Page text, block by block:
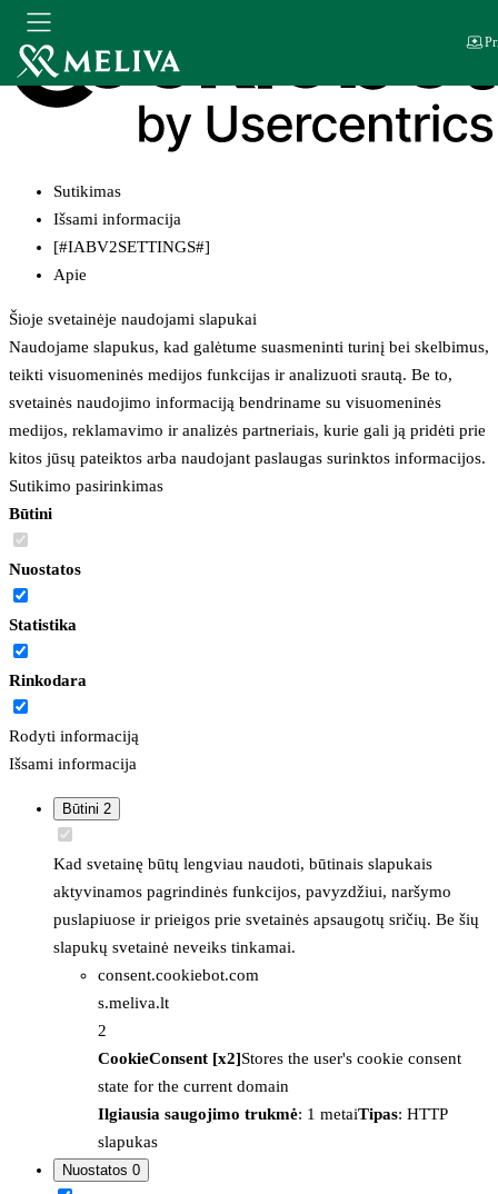
Sutikimas
Išsami informacija
[#IABV2SETTINGS#]
Apie
Šioje svetainėje naudojami slapukai
Naudojame slapukus, kad galėtume suasmeninti turinį bei skelbimus,
teikti visuomeninės medijos funkcijas ir analizuoti srautą. Be to,
svetainės naudojimo informaciją bendriname su visuomeninės
medijos, reklamavimo ir analizės partneriais, kurie gali ją pridėti prie
kitos jūsų pateiktos arba naudojant paslaugas surinktos informacijos.
Sutikimo pasirinkimas
Būtini
Nuostatos
Statistika
Rinkodara
Rodyti informaciją
Išsami informacija
Būtini 2
Kad svetainę būtų lengviau naudoti, būtinais slapukais
aktyvinamos pagrindinės funkcijos, pavyzdžiui, naršymo
puslapiuose ir prieigos prie svetainės apsaugotų sričių. Be šių
slapukų svetainė neveiks tinkamai.
consent.cookiebot.com
s.meliva.lt
2
CookieConsent [x2]Stores the user's cookie consent
state for the current domain
Ilgiausia saugojimo trukmė: 1 metaiTipas: HTTP
slapukas
Nuostatos 0